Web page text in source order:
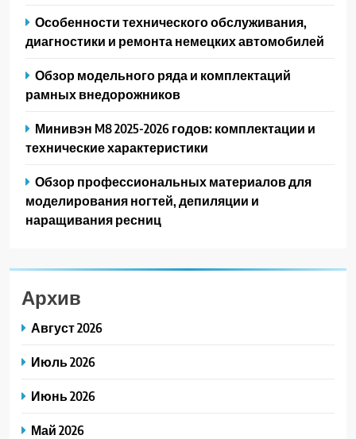
Особенности технического обслуживания,
диагностики и ремонта немецких автомобилей
Обзор модельного ряда и комплектаций
рамных внедорожников
Минивэн M8 2025-2026 годов: комплектации и
технические характеристики
Обзор профессиональных материалов для
моделирования ногтей, депиляции и
наращивания ресниц
Архив
Август 2026
Июль 2026
Июнь 2026
Май 2026